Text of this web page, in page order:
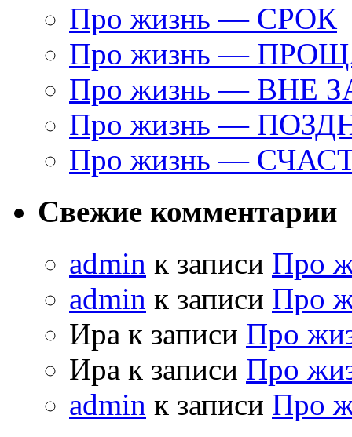
Про жизнь — СРОК
Про жизнь —
Про жизнь — ВНЕ
Про жизнь —
Про жизнь —
Свежие комментарии
admin к записи Про
admin к записи Про
Ира к записи Про
Ира к записи Про
admin к записи Про